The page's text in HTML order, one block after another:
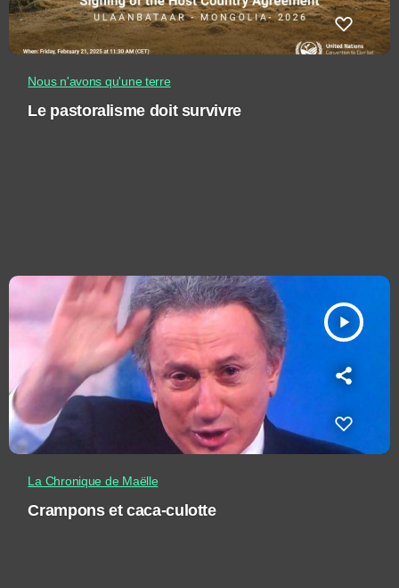
Nous n'avons qu'une terre
Le pastoralisme doit survivre
play_arrow
La Chronique de Maëlle
Crampons et caca-culotte